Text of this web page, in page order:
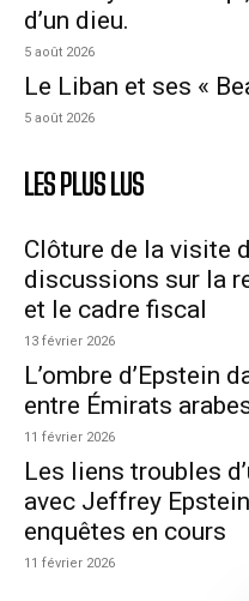
d’un dieu.
5 août 2026
Le Liban et ses «
5 août 2026
LES PLUS LUS
Clôture de la visite
discussions sur la
et le cadre fiscal
13 février 2026
L’ombre d’Epstein
entre Émirats
11 février 2026
Les liens troubles
avec Jeffrey
enquêtes en cours
11 février 2026